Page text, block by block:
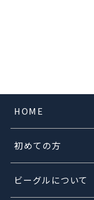
HOME
初めての方
ビーグルについて